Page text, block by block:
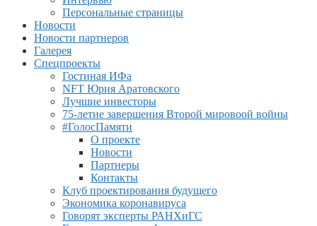
Персональные страницы
Новости
Новости партнеров
Галерея
Спецпроекты
Гостиная ИФа
NFT Юрия Аратовского
Лучшие инвесторы
75-летие завершения Второй мировоой войны
#ГолосПамяти
О проекте
Новости
Партнеры
Контакты
Клуб проектирования будущего
Экономика коронавируса
Говорят эксперты РАНХиГС